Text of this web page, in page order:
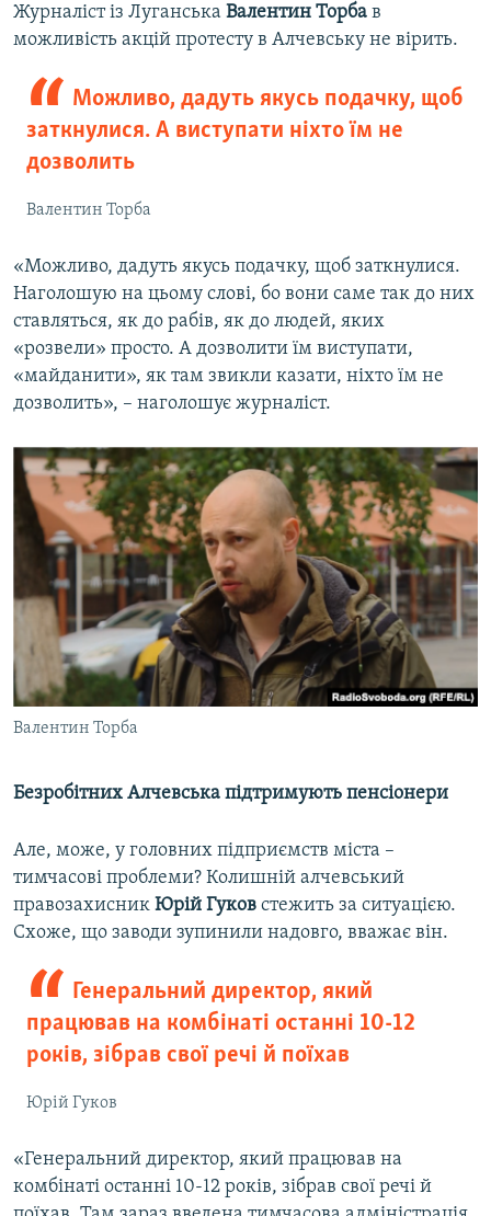
Журналіст із Луганська Валентин Торба в
можливість акцій протесту в Алчевську не вірить.
Можливо, дадуть якусь подачку, щоб
заткнулися. А виступати ніхто їм не
дозволить
Валентин Торба
«Можливо, дадуть якусь подачку, щоб заткнулися.
Наголошую на цьому слові, бо вони саме так до них
ставляться, як до рабів, як до людей, яких
«розвели» просто. А дозволити їм виступати,
«майданити», як там звикли казати, ніхто їм не
дозволить», – наголошує журналіст.
Валентин Торба
Безробітних Алчевська підтримують пенсіонери
Але, може, у головних підприємств міста –
тимчасові проблеми? Колишній алчевський
правозахисник Юрій Гуков стежить за ситуацією.
Схоже, що заводи зупинили надовго, вважає він.
Генеральний директор, який
працював на комбінаті останні 10-12
років, зібрав свої речі й поїхав
Юрій Гуков
«Генеральний директор, який працював на
комбінаті останні 10-12 років, зібрав свої речі й